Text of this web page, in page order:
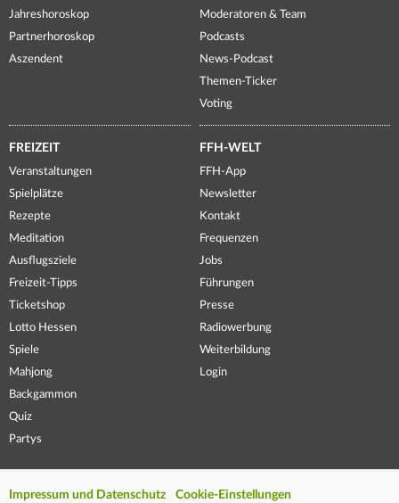
Jahreshoroskop
Partnerhoroskop
Aszendent
Moderatoren & Team
Podcasts
News-Podcast
Themen-Ticker
Voting
FREIZEIT
Veranstaltungen
Spielplätze
Rezepte
Meditation
Ausflugsziele
Freizeit-Tipps
Ticketshop
Lotto Hessen
Spiele
Mahjong
Backgammon
Quiz
Partys
FFH-WELT
FFH-App
Newsletter
Kontakt
Frequenzen
Jobs
Führungen
Presse
Radiowerbung
Weiterbildung
Login
Impressum und Datenschutz Cookie-Einstellungen